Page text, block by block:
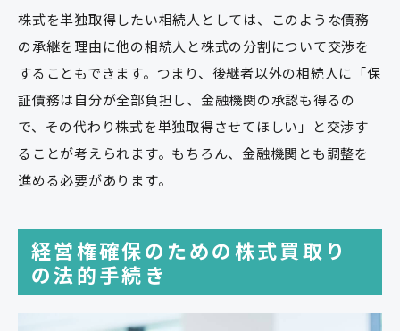
株式を単独取得したい相続人としては、このような債務
の承継を理由に他の相続人と株式の分割について交渉を
することもできます。つまり、後継者以外の相続人に「保
証債務は自分が全部負担し、金融機関の承認も得るの
で、その代わり株式を単独取得させてほしい」と交渉す
ることが考えられます。もちろん、金融機関とも調整を
進める必要があります。
経営権確保のための株式買取り
の法的手続き